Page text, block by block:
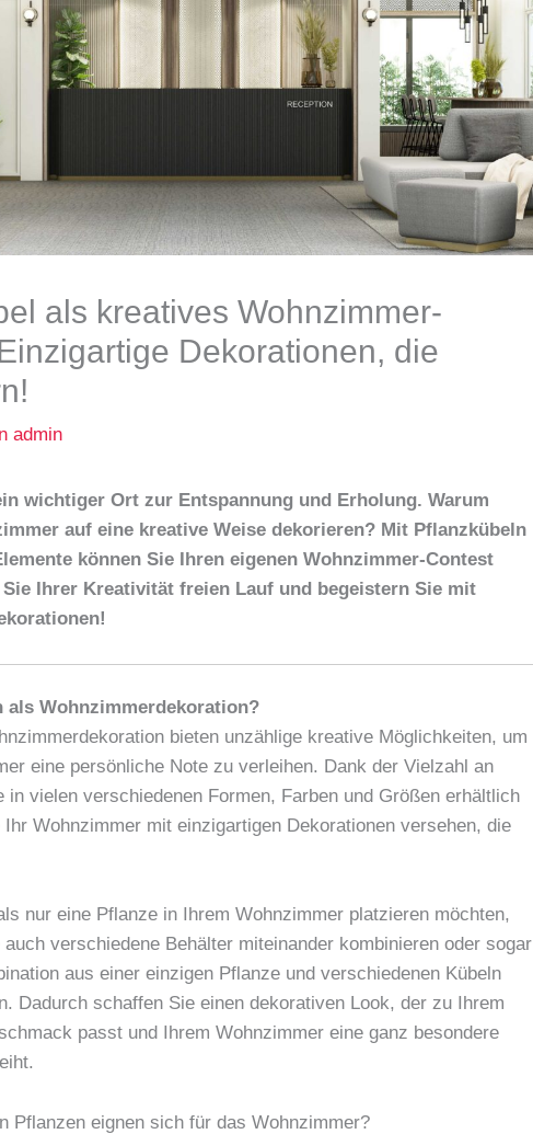
als kreatives Wohnzimmer-
Dekorationen, die
admin
wichtiger Ort zur Entspannung und Erholung. Warum
auf eine kreative Weise dekorieren? Mit Pflanzkübeln
können Sie Ihren eigenen Wohnzimmer-Contest
Ihrer Kreativität freien Lauf und begeistern Sie mit
als Wohnzimmerdekoration?
bieten unzählige kreative Möglichkeiten, um
eine persönliche Note zu verleihen. Dank der Vielzahl an
in vielen verschiedenen Formen, Farben und Größen erhältlich
Wohnzimmer mit einzigartigen Dekorationen versehen, die
nur eine Pflanze in Ihrem Wohnzimmer platzieren möchten,
auch verschiedene Behälter miteinander kombinieren oder sogar
aus einer einzigen Pflanze und verschiedenen Kübeln
Dadurch schaffen Sie einen dekorativen Look, der zu Ihrem
passt und Ihrem Wohnzimmer eine ganz besondere
Pflanzen eignen sich für das Wohnzimmer?